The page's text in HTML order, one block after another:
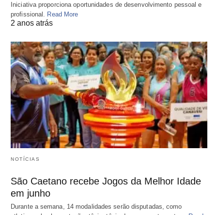
Iniciativa proporciona oportunidades de desenvolvimento pessoal e
profissional.
Read More
2 anos atrás
NOTÍCIAS
São Caetano recebe Jogos da Melhor Idade
em junho
Durante a semana, 14 modalidades serão disputadas, como